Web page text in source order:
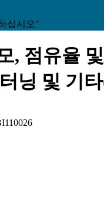
십시오"
, 점유율
닝 및 기